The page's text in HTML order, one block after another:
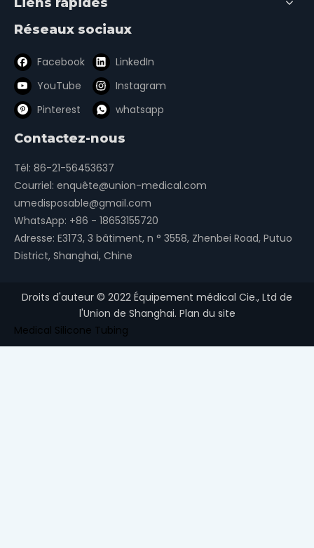
Réseaux sociaux
Facebook
LinkedIn
YouTube
Instagram
Pinterest
whatsapp
Contactez-nous
Tél: 86-21-56453637
Courriel: enquête@union-medical.com
umedisposable@gmail.com
WhatsApp: +86 - 18653155720
Adresse: E3173, 3 bâtiment, n ° 3558, Zhenbei Road, Putuo
District, Shanghai, Chine
Droits d'auteur © 2022 Équipement médical Cie., Ltd de
l'Union de Shanghai. Plan du site
Medical Silicone Tubing